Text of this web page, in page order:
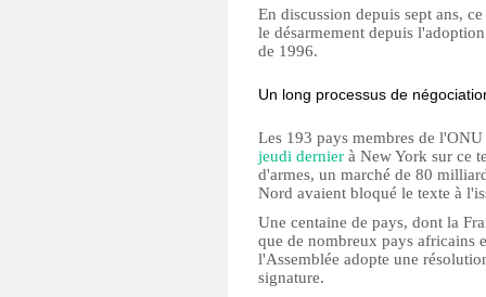
En discussion depuis sept ans,
le désarmement depuis
de 1996.
Un long processus de
Les 193 pays membres de l'ONU
jeudi dernier à New York sur ce
d'armes, un marché de 80
Nord avaient bloqué le texte à
Une centaine de pays, dont la
que de nombreux pays africains
l'Assemblée adopte une
signature.